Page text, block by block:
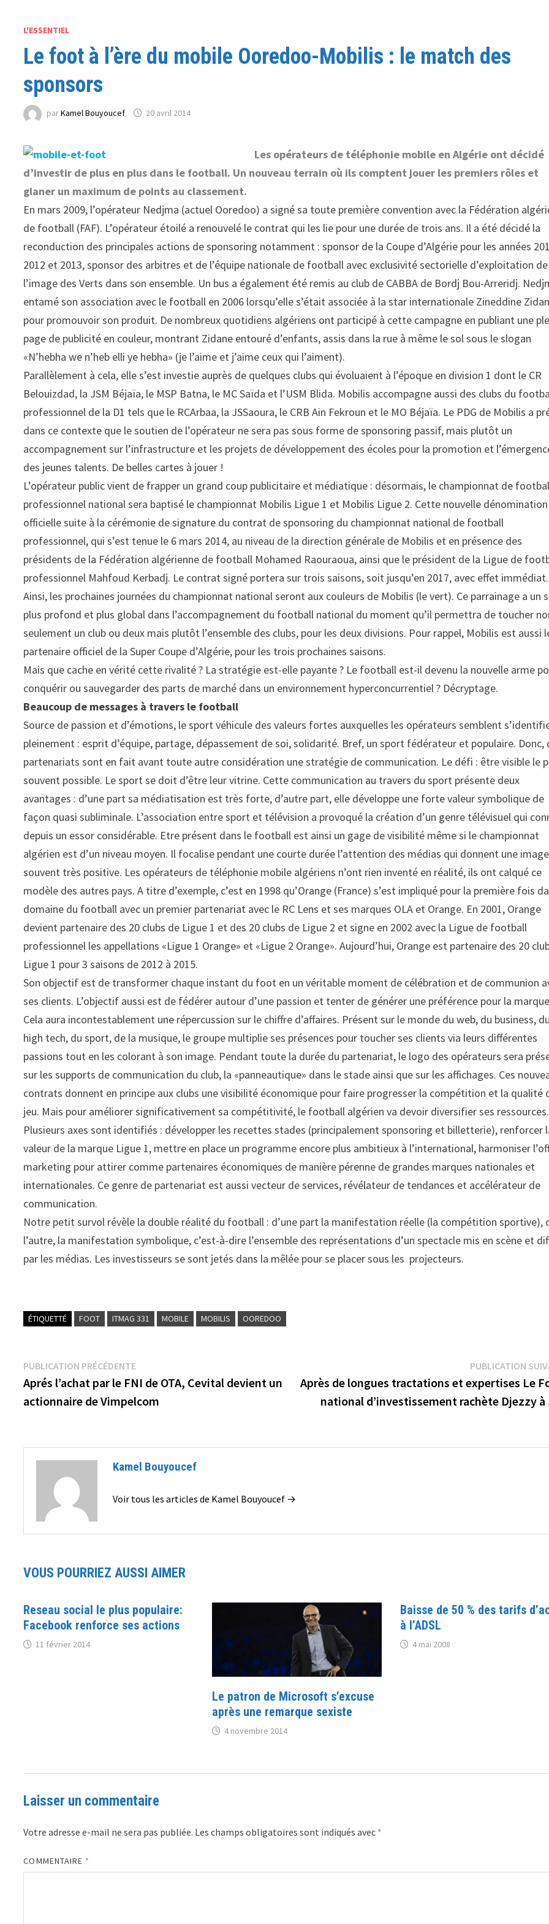
L'ESSENTIEL
Le foot à l’ère du mobile Ooredoo-Mobilis : le match des
sponsors
parKamel Bouyoucef 20 avril 2014
Les opérateurs de téléphonie mobile en Algérie ont décidé
d’investir de plus en plus dans le football. Un nouveau terrain où ils comptent jouer les premiers rôles et
glaner un maximum de points au classement.
En mars 2009, l’opérateur Nedjma (actuel Ooredoo) a signé sa toute première convention avec la Fédération
de football (FAF). L’opérateur étoilé a renouvelé le contrat qui les lie pour une durée de trois ans. Il a été décidé la
reconduction des principales actions de sponsoring notamment : sponsor de la Coupe d’Algérie pour les années
2012 et 2013, sponsor des arbitres et de l’équipe nationale de football avec exclusivité sectorielle d’exploitation de
l’image des Verts dans son ensemble. Un bus a également été remis au club de CABBA de Bordj Bou-Arreridj.
entamé son association avec le football en 2006 lorsqu’elle s’était associée à la star internationale Zineddine
pour promouvoir son produit. De nombreux quotidiens algériens ont participé à cette campagne en publiant une
page de publicité en couleur, montrant Zidane entouré d’enfants, assis dans la rue à même le sol sous le slogan
«N’hebha we n’heb elli ye hebha» (je l’aime et j’aime ceux qui l’aiment).
Parallèlement à cela, elle s’est investie auprès de quelques clubs qui évoluaient à l’époque en division 1 dont le CR
Belouizdad, la JSM Béjaïa, le MSP Batna, le MC Saïda et l’USM Blida. Mobilis accompagne aussi des clubs du
professionnel de la D1 tels que le RCArbaa, la JSSaoura, le CRB Ain Fekroun et le MO Béjaïa. Le PDG de Mobilis a
dans ce contexte que le soutien de l’opérateur ne sera pas sous forme de sponsoring passif, mais plutôt un
accompagnement sur l’infrastructure et les projets de développement des écoles pour la promotion et
des jeunes talents. De belles cartes à jouer !
L’opérateur public vient de frapper un grand coup publicitaire et médiatique : désormais, le championnat de
professionnel national sera baptisé le championnat Mobilis Ligue 1 et Mobilis Ligue 2. Cette nouvelle
officielle suite à la cérémonie de signature du contrat de sponsoring du championnat national de football
professionnel, qui s’est tenue le 6 mars 2014, au niveau de la direction générale de Mobilis et en présence des
présidents de la Fédération algérienne de football Mohamed Raouraoua, ainsi que le président de la Ligue de
professionnel Mahfoud Kerbadj. Le contrat signé portera sur trois saisons, soit jusqu’en 2017, avec effet immédiat.
Ainsi, les prochaines journées du championnat national seront aux couleurs de Mobilis (le vert). Ce parrainage a un
plus profond et plus global dans l’accompagnement du football national du moment qu’il permettra de toucher
seulement un club ou deux mais plutôt l’ensemble des clubs, pour les deux divisions. Pour rappel, Mobilis est aussi
partenaire officiel de la Super Coupe d’Algérie, pour les trois prochaines saisons.
Mais que cache en vérité cette rivalité ? La stratégie est-elle payante ? Le football est-il devenu la nouvelle arme
conquérir ou sauvegarder des parts de marché dans un environnement hyperconcurrentiel ? Décryptage.
Beaucoup de messages à travers le football
Source de passion et d’émotions, le sport véhicule des valeurs fortes auxquelles les opérateurs semblent
pleinement : esprit d’équipe, partage, dépassement de soi, solidarité. Bref, un sport fédérateur et populaire. Donc,
partenariats sont en fait avant toute autre considération une stratégie de communication. Le défi : être visible le
souvent possible. Le sport se doit d’être leur vitrine. Cette communication au travers du sport présente deux
avantages : d’une part sa médiatisation est très forte, d’autre part, elle développe une forte valeur symbolique de
façon quasi subliminale. L’association entre sport et télévision a provoqué la création d’un genre télévisuel qui
depuis un essor considérable. Etre présent dans le football est ainsi un gage de visibilité même si le championnat
algérien est d’un niveau moyen. Il focalise pendant une courte durée l’attention des médias qui donnent une image
souvent très positive. Les opérateurs de téléphonie mobile algériens n’ont rien inventé en réalité, ils ont calqué ce
modèle des autres pays. A titre d’exemple, c’est en 1998 qu’Orange (France) s’est impliqué pour la première fois
domaine du football avec un premier partenariat avec le RC Lens et ses marques OLA et Orange. En 2001, Orange
devient partenaire des 20 clubs de Ligue 1 et des 20 clubs de Ligue 2 et signe en 2002 avec la Ligue de football
professionnel les appellations «Ligue 1 Orange» et «Ligue 2 Orange». Aujourd’hui, Orange est partenaire des 20
Ligue 1 pour 3 saisons de 2012 à 2015.
Son objectif est de transformer chaque instant du foot en un véritable moment de célébration et de communion
ses clients. L’objectif aussi est de fédérer autour d’une passion et tenter de générer une préférence pour la
Cela aura incontestablement une répercussion sur le chiffre d’affaires. Présent sur le monde du web, du business, du
high tech, du sport, de la musique, le groupe multiplie ses présences pour toucher ses clients via leurs différentes
passions tout en les colorant à son image. Pendant toute la durée du partenariat, le logo des opérateurs sera
sur les supports de communication du club, la «panneautique» dans le stade ainsi que sur les affichages. Ces
contrats donnent en principe aux clubs une visibilité économique pour faire progresser la compétition et la qualité
jeu. Mais pour améliorer significativement sa compétitivité, le football algérien va devoir diversifier ses ressources.
Plusieurs axes sont identifiés : développer les recettes stades (principalement sponsoring et billetterie), renforcer
valeur de la marque Ligue 1, mettre en place un programme encore plus ambitieux à l’international, harmoniser
marketing pour attirer comme partenaires économiques de manière pérenne de grandes marques nationales et
internationales. Ce genre de partenariat est aussi vecteur de services, révélateur de tendances et accélérateur de
communication.
Notre petit survol révèle la double réalité du football : d’une part la manifestation réelle (la compétition sportive),
l’autre, la manifestation symbolique, c’est-à-dire l’ensemble des représentations d’un spectacle mis en scène et
par les médias. Les investisseurs se sont jetés dans la mêlée pour se placer sous les projecteurs.
ÉTIQUETTÉ FOOT ITMAG 331 MOBILE MOBILIS OOREDOO
Navigation
de
PUBLICATION PRÉCÉDENTEPublication
précédente :
Aprés l’achat par le FNI de OTA, Cevital devient un
actionnaire de Vimpelcom
PUBLICATION
Après de longues tractations et expertises Le
national d’investissement rachète Djezzy à
Kamel Bouyoucef
Voir tous les articles de Kamel Bouyoucef →
VOUS POURRIEZ AUSSI AIMER
Reseau social le plus populaire:
Facebook renforce ses actions
11 février 2014
Le patron de Microsoft s’excuse
après une remarque sexiste
4 novembre 2014
Baisse de 50 % des tarifs
à l’ADSL
4 mai 2008
Laisser un commentaire
Votre adresse e-mail ne sera pas publiée. Les champs obligatoires sont indiqués avec *
COMMENTAIRE *